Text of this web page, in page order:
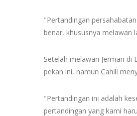
"Pertandingan
benar, khususnya melawan
Setelah melawan Jerman
pekan ini, namun Cahill
"Pertandingan ini adalah
pertandingan yang kami